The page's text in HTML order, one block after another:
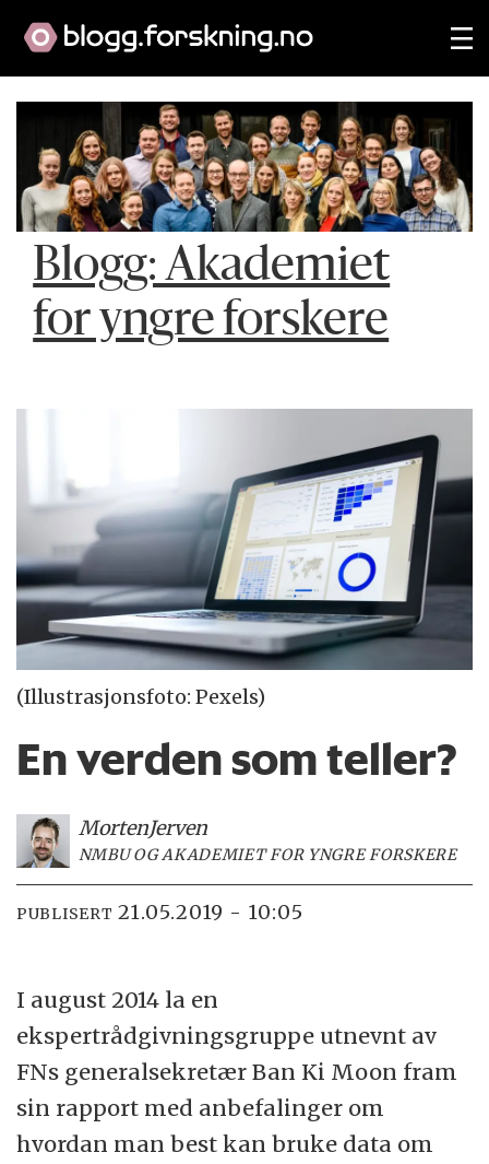
Blogg: Akademiet
for yngre forskere
(Illustrasjonsfoto: Pexels)
En verden som teller?
MortenJerven
NMBU OG AKADEMIET FOR YNGRE FORSKERE
PUBLISERT 21.05.2019 - 10:05
I august 2014 la en
ekspertrådgivningsgruppe utnevnt av
FNs generalsekretær Ban Ki Moon fram
sin rapport med anbefalinger om
hvordan man best kan bruke data om